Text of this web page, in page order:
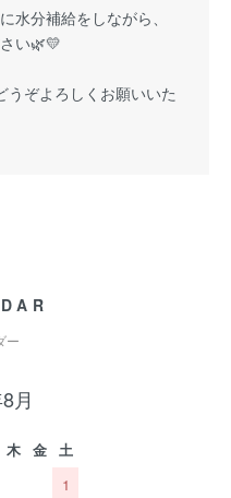
水分補給をしながら、
い🌿💛
ぞよろしくお願いいた
ー
月
木 金
土
1